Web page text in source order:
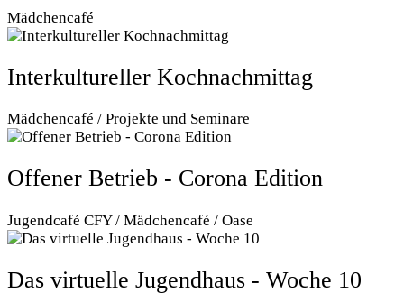
Mädchencafé
Interkultureller Kochnachmittag
Mädchencafé / Projekte und Seminare
Offener Betrieb - Corona Edition
Jugendcafé CFY / Mädchencafé / Oase
Das virtuelle Jugendhaus - Woche 10